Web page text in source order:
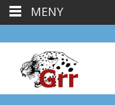
MENY